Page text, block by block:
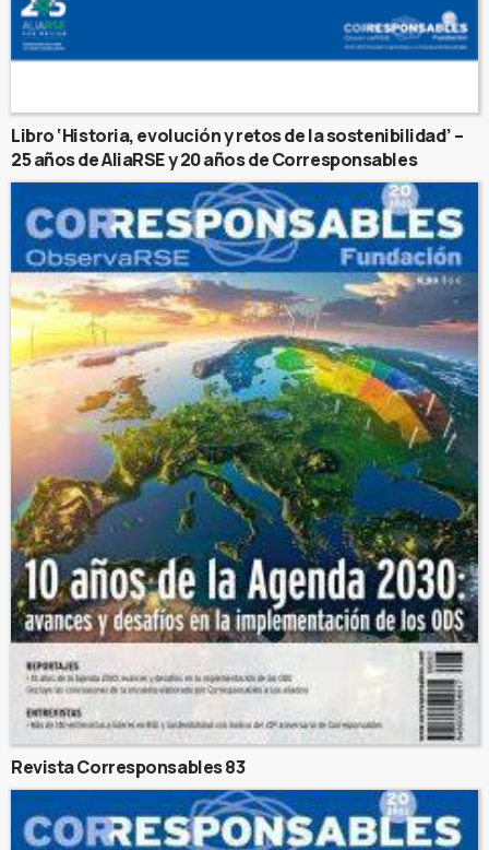
Libro ‘Historia, evolución y retos de la sostenibilidad’ –
25 años de AliaRSE y 20 años de Corresponsables
Revista Corresponsables 83